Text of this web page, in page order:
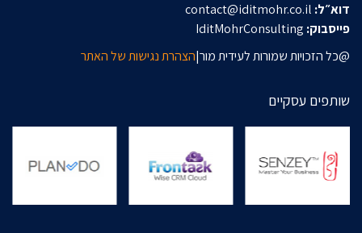
דוא״ל:
פייסבוק:
@כל הזכויות שמורות לעידית מור|הצהרת נגישות של האתר
שותפים עסקיים